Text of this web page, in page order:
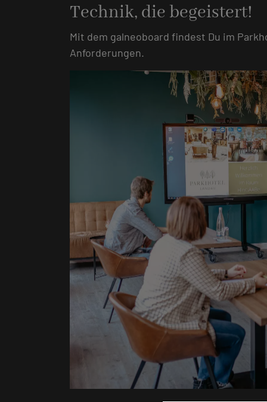
Technik, die begeistert!
Mit dem galneoboard findest Du im
Anforderungen.